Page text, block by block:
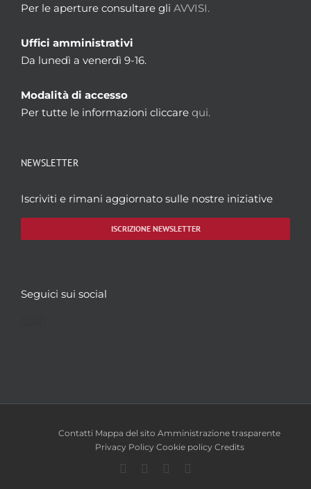
Per le aperture consultare gli AVVISI.
Uffici amministrativi
Da lunedì a venerdì 9-16.
Modalità di accesso
Per tutte le informazioni cliccare qui.
NEWSLETTER
Iscriviti e rimani aggiornato sulle nostre iniziative
ISCRIZIONE NEWSLETTER
Seguici sui social
Contatti Mappa del sito Amministrazione trasparente
Privacy Policy Cookie policy Credits
Facebook
TwitterYouTube